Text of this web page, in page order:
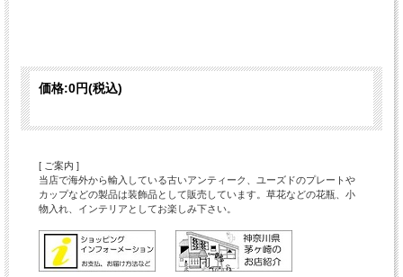
価格:0円(税込)
[ ご案内 ]
当店で海外から輸入している古いアンティーク、ユーズドのプレートや
カップなどの製品は装飾品として販売しています。草花などの花瓶、小
物入れ、インテリアとしてお楽しみ下さい。